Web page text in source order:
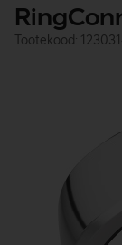
Tootekood: